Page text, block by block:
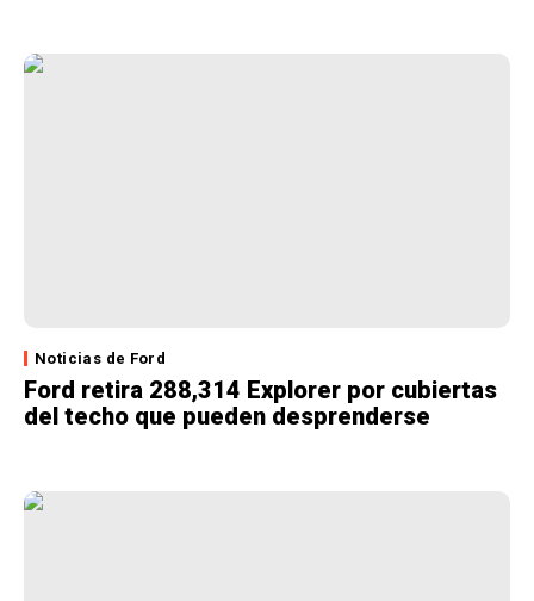
Noticias de Ford
Ford retira 288,314 Explorer por cubiertas
del techo que pueden desprenderse